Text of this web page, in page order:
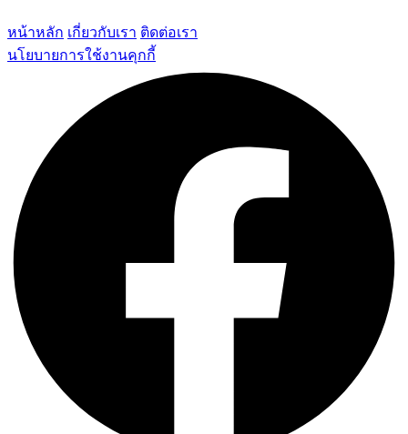
หน้าหลัก เกี่ยวกับเรา ติดต่อเรา
นโยบายการใช้งานคุกกี้